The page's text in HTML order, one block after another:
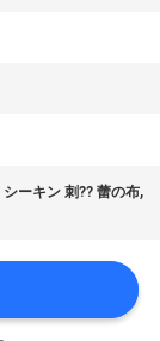
シーキン 刺?? 蕾の布,